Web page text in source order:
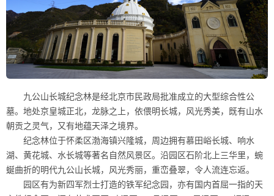
九公山长城纪念林是经北京市民政局批准成立的大型综合性公
墓。地处京皇城正北，龙脉之上，依偎明长城，风光秀美，既有山水
朝贡之灵气，又有地蕴天泽之境界。
纪念林位于怀柔区渤海镇兴隆城，周边拥有慕田峪长城、响水
湖、黄花城、水长城等著名自然风景区。沿园区石阶北上三华里，蜿
蜒曲折的明代九公山长城，风光秀丽，重峦叠翠，令人流连忘返。
园区有为新四军烈士打造的铁军纪念园，亦有国内首屈一指的天